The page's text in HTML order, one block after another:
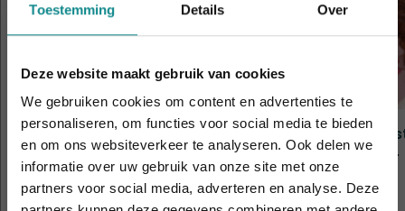
Toestemming Details Over
Deze website maakt gebruik van cookies
We gebruiken cookies om content en advertenties te
personaliseren, om functies voor social media te bieden
en om ons websiteverkeer te analyseren. Ook delen we
informatie over uw gebruik van onze site met onze
partners voor social media, adverteren en analyse. Deze
Allround Hairextensions
Duur
2 dagen
Prijs
€ 1.125
Duur
Prijs
De hittegolf houdt aan... onze actie ook! 10%
korting verlengd t.e.m. 7 augustus 2026.